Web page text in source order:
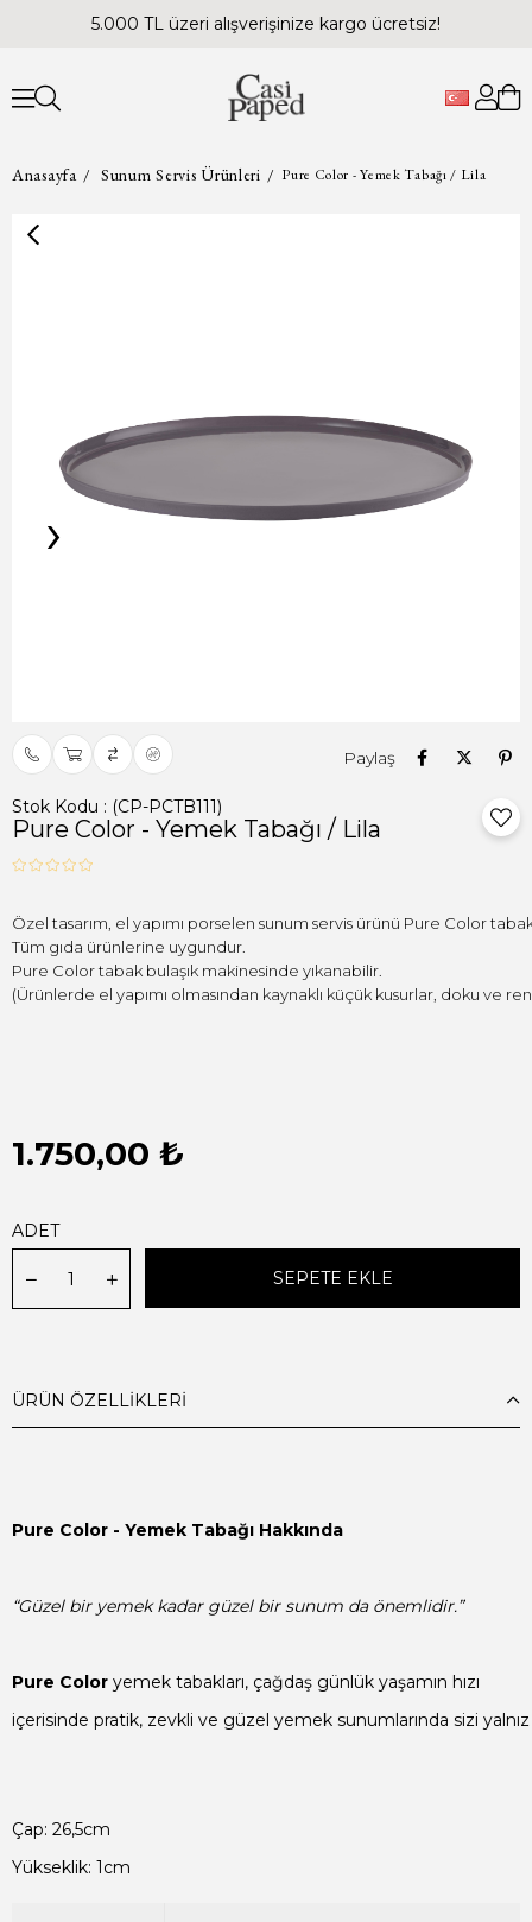
5.000 TL üzeri alışverişinize kargo ücretsiz!
Anasayfa Sunum Servis Ürünleri Pure Color - Yemek Tabağı / Lila
›
Paylaş
Stok Kodu (CP-PCTB111)
Pure Color - Yemek Tabağı / Lila
Tüm gıda ürünlerine uygundur.
(Ürünlerde el yapımı olmasından kaynaklı küçük kusurlar, doku ve
1.750,00 ₺
ADET
ÜRÜN ÖZELLIKLERI
Pure Color - Yemek Tabağı Hakkında
“Güzel bir yemek kadar güzel bir sunum da önemlidir.”
Pure Color
içerisinde pratik, zevkli ve güzel yemek sunumlarında sizi yalnız
Çap: 26,5cm
Yükseklik: 1cm